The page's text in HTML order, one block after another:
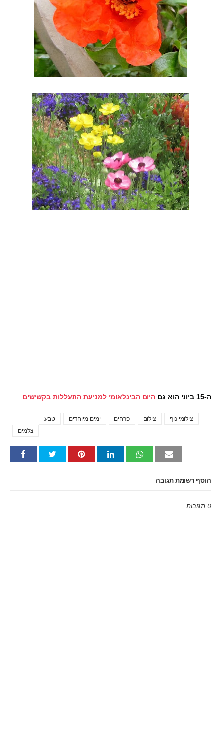
ה-15 ביוני הוא גם היום הבינלאומי למניעת התעללות בקשישים
טבע ימים מיוחדים פרחים צילום
צילומי נוף
צלמים
הוסף רשומת תגובה
0 תגובות